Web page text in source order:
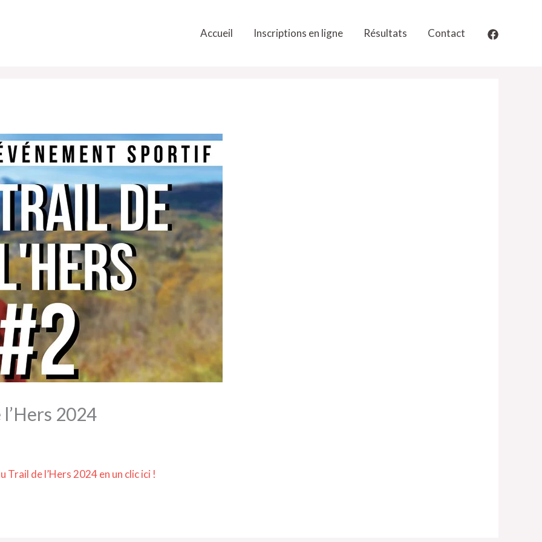
Accueil Inscriptions en ligne Résultats Contact
2024
Trail de l’Hers 2024 en un clic ici !